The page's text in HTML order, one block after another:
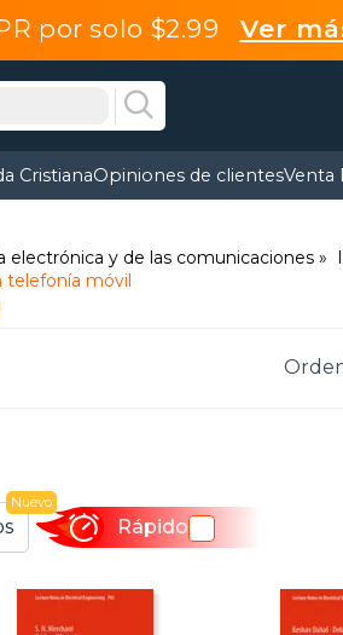
por solo $2.99 Ver
CristianaOpiniones de clientesVenta
electrónica y de las comunicaciones
telefonía móvil
Nuevo
Rápido